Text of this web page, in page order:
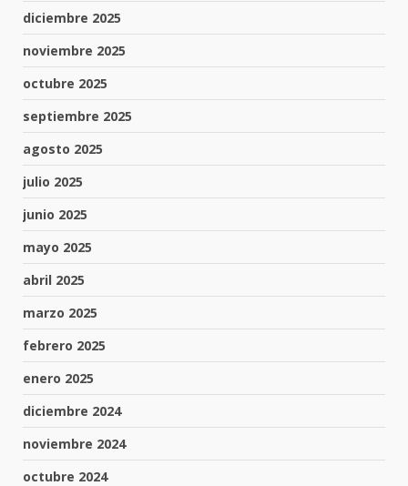
diciembre 2025
noviembre 2025
octubre 2025
septiembre 2025
agosto 2025
julio 2025
junio 2025
mayo 2025
abril 2025
marzo 2025
febrero 2025
enero 2025
diciembre 2024
noviembre 2024
octubre 2024